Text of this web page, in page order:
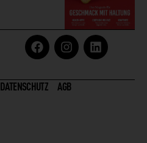
DATENSCHUTZ AGB